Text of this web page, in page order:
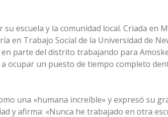
escuela y la comunidad local. Criada en
en Trabajo Social de la Universidad de
parte del distrito trabajando para
ocupar un puesto de tiempo completo
una «humana increíble» y expresó su
y afirma: «Nunca he trabajado en otra